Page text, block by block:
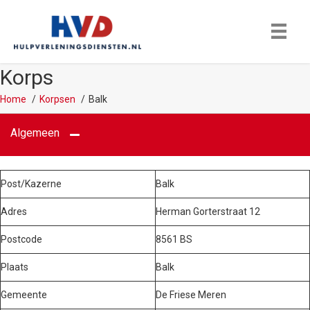
Korps
Home Korpsen Balk
Algemeen
Post/Kazerne Balk
Adres Herman Gorterstraat 12
Postcode 8561 BS
Plaats Balk
Gemeente De Friese Meren